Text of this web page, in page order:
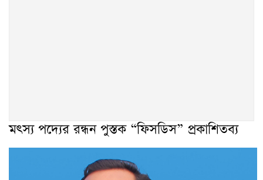
মৎস্য পদ্যের রন্ধন পুস্তক “ফিসডিস” প্রকাশিতব্য